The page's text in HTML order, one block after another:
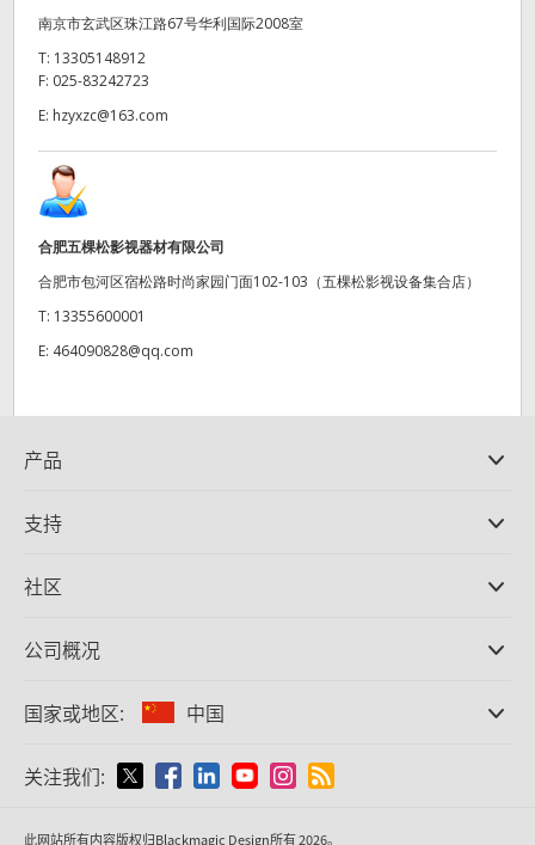
南京市玄武区珠江路67号华利国际2008室
T: 13305148912
F: 025-83242723
E: hzyxzc@163.com
合肥五棵松影视器材有限公司
合肥市包河区宿松路时尚家园门面102-103（五棵松影视设备集合店）
T: 13355600001
E: 464090828@qq.com
产品
DaVinci Resolve和Fusion软件
Ultimatte
采集和输出
格式转换
网络存储
支持
支持中心
社区
公司概况
关于我们
媒体
国家或地区: 中国
请选择国家或地区
关注我们:
此网站所有内容版权归Blackmagic Design所有 2026。